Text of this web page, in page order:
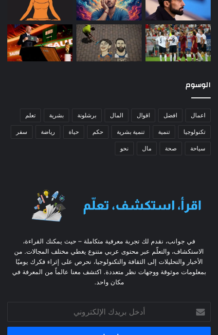
الوسوم
اعمال افضل اقوال المال برشلونة بشرية تعلم
تكنولوجيا تنمية تنمية بشرية حكم حياة رياضة سفر
سياحة صحة مال نحو
في جوانب، نقدم لك تجربة معرفية متكاملة – حيث يمكنك القراءة،
الاستكشاف، والتعلّم عبر محتوى عربي متنوع يغطي مختلف المجالات. من
الأخبار والتحليلات إلى الثقافة والتكنولوجيا، نحرص على إثراء فكرك يوميًا
بمعلومات موثوقة ووجهات نظر متعددة. اكتشف معنا عالماً من المعرفة في
مكان واحد.
بريدك
الإلكتروني